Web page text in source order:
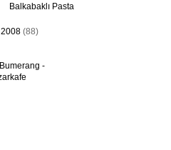
Balkabaklı Pasta
2008 (88)